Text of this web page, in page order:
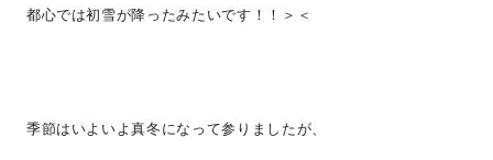
都心では初雪が降ったみたいです！！＞＜
季節はいよいよ真冬になって参りましたが、